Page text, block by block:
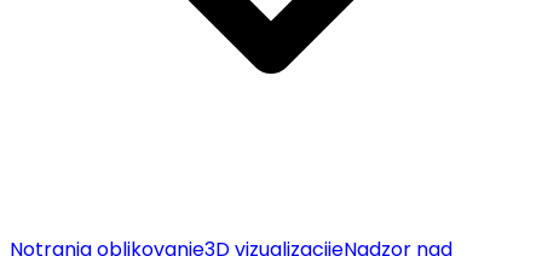
Notranja oblikovanje3D vizualizacijeNadzor nad